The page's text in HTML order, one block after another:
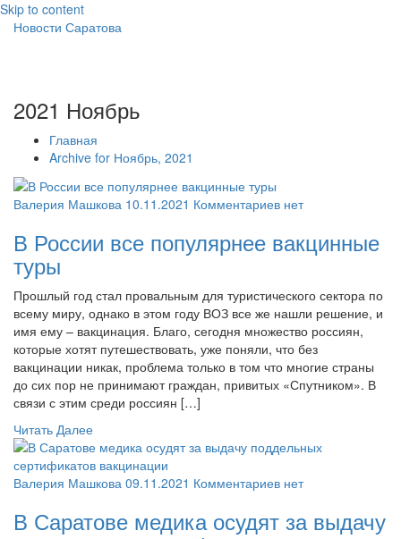
Skip to content
Новости Саратова
2021 Ноябрь
Главная
Archive for Ноябрь, 2021
Валерия Машкова 10.11.2021 Комментариев нет
В России все популярнее вакцинные
туры
Прошлый год стал провальным для туристического сектора по
всему миру, однако в этом году ВОЗ все же нашли решение, и
имя ему – вакцинация. Благо, сегодня множество россиян,
которые хотят путешествовать, уже поняли, что без
вакцинации никак, проблема только в том что многие страны
до сих пор не принимают граждан, привитых «Спутником». В
связи с этим среди россиян […]
Читать Далее
Валерия Машкова 09.11.2021 Комментариев нет
В Саратове медика осудят за выдачу